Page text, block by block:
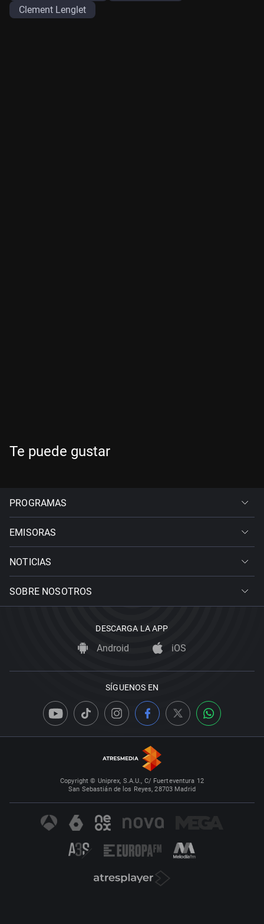
Clement Lenglet
Te puede gustar
PROGRAMAS
EMISORAS
NOTICIAS
SOBRE NOSOTROS
DESCARGA LA APP
Android iOS
SÍGUENOS EN
Copyright © Uniprex, S.A.U., C/ Fuerteventura 12
San Sebastián de los Reyes, 28703 Madrid